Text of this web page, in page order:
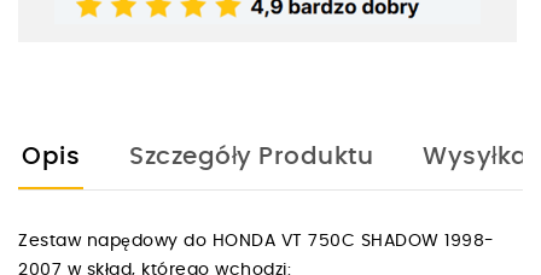
Opis Szczegóły Produktu Wysyłka
Zestaw napędowy do HONDA VT 750C SHADOW 1998-
2007 w skład, którego wchodzi: